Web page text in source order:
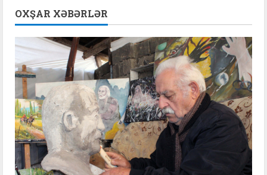
n
u
e
R
e
a
d
OXŞAR XƏBƏRLƏR